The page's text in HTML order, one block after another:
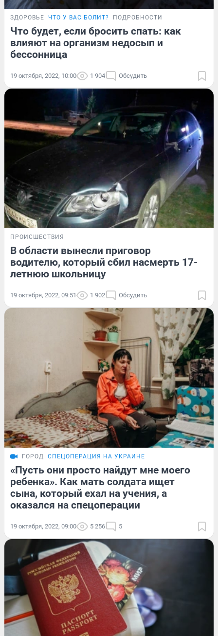
ЗДОРОВЬЕ ЧТО У ВАС БОЛИТ? ПОДРОБНОСТИ
Что будет, если бросить спать: как
влияют на организм недосып и
бессонница
19 октября, 2022, 10:00 1 904 Обсудить
ПРОИСШЕСТВИЯ
В области вынесли приговор
водителю, который сбил насмерть 17-
летнюю школьницу
19 октября, 2022, 09:51 1 902 Обсудить
ГОРОД СПЕЦОПЕРАЦИЯ НА УКРАИНЕ
«Пусть они просто найдут мне моего
ребенка». Как мать солдата ищет
сына, который ехал на учения, а
оказался на спецоперации
19 октября, 2022, 09:00 5 256 5